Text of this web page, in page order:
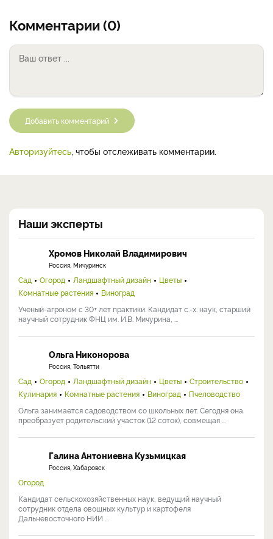
Комментарии (0)
Добавить комментарий
Авторизуйтесь , чтобы отслеживать комментарии.
Наши эксперты
Хромов Николай Владимирович
Россия, Мичуринск
Сад Огород Ландшафтный дизайн
Цветы
Комнатные растения
Виноград
Ученый-агроном с 30+ лет практики. Кандидат с.-х. наук, старший
научный сотрудник ФНЦ им. И.В. Мичурина, ...
Ольга Никонорова
Россия, Тольятти
Сад Огород Ландшафтный дизайн Цветы
Строительство
Кулинария
Комнатные растения Виноград
Пчеловодство
Ольга занимается садоводством со школьных лет. Сегодня она
преобразует родительский участок (12 соток), совмещая ...
Галина Антониевна Кузьмицкая
Россия, Хабаровск
Огород
Кандидат сельскохозяйственных наук, ведущий научный
сотрудник отдела овощных культур и картофеля
Дальневосточного НИИ ...